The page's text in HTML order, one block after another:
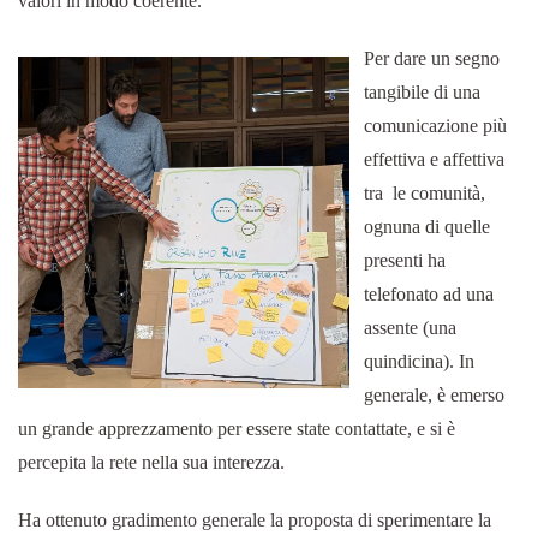
Per dare un segno
tangibile di una
comunicazione più
effettiva e affettiva
tra le comunità,
ognuna di quelle
presenti ha
telefonato ad una
assente (una
quindicina). In
generale, è emerso
un grande apprezzamento per essere state contattate, e si è
percepita la rete nella sua interezza.
Ha ottenuto gradimento generale la proposta di sperimentare la